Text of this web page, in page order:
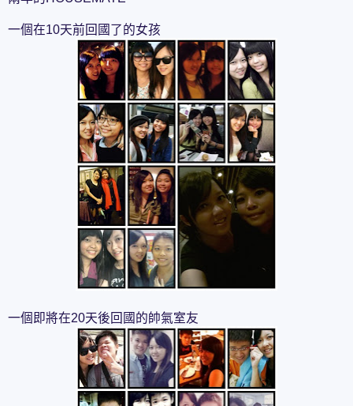
一個在10天前回國了的女孩
一個即將在20天後回國的帥氣室友